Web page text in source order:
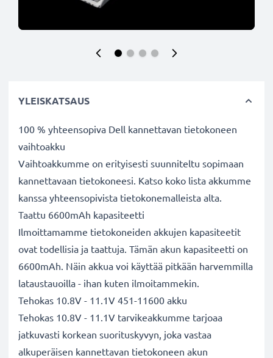
YLEISKATSAUS
100 % yhteensopiva Dell kannettavan tietokoneen
vaihtoakku
Vaihtoakkumme on erityisesti suunniteltu sopimaan
kannettavaan tietokoneesi. Katso koko lista akkumme
kanssa yhteensopivista tietokonemalleista alta.
Taattu 6600mAh kapasiteetti
Ilmoittamamme tietokoneiden akkujen kapasiteetit
ovat todellisia ja taattuja. Tämän akun kapasiteetti on
6600mAh. Näin akkua voi käyttää pitkään harvemmilla
lataustauoilla - ihan kuten ilmoitammekin.
Tehokas 10.8V - 11.1V 451-11600 akku
Tehokas 10.8V - 11.1V tarvikeakkumme tarjoaa
jatkuvasti korkean suorituskyvyn, joka vastaa
alkuperäisen kannettavan tietokoneen akun